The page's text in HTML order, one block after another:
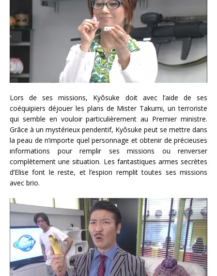
Lors de ses missions, Kyôsuke doit avec l’aide de ses
coéquipiers déjouer les plans de Mister Takumi, un terroriste
qui semble en vouloir particulièrement au Premier ministre.
Grâce à un mystérieux pendentif, Kyôsuke peut se mettre dans
la peau de n’importe quel personnage et obtenir de précieuses
informations pour remplir ses missions ou renverser
complètement une situation. Les fantastiques armes secrètes
d’Elise font le reste, et l’espion remplit toutes ses missions
avec brio.